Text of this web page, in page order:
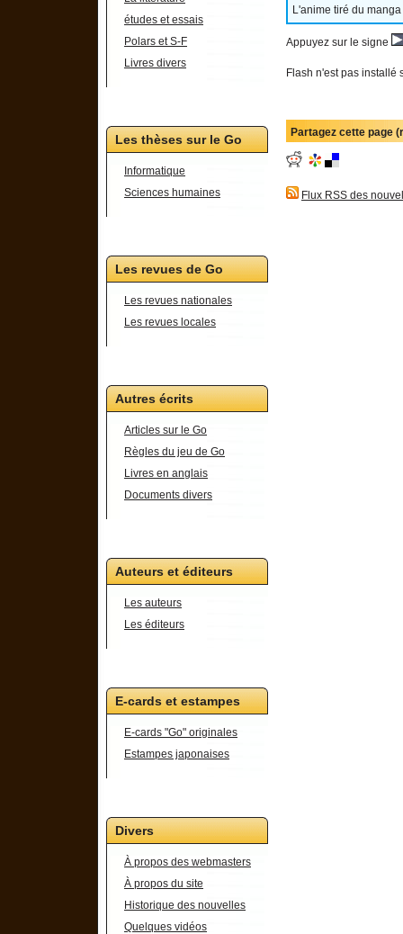
études et essais
Polars et S-F
Livres divers
Les thèses sur le Go
Informatique
Sciences humaines
Les revues de Go
Les revues nationales
Les revues locales
Autres écrits
Articles sur le Go
Règles du jeu de Go
Livres en anglais
Documents divers
Auteurs et éditeurs
Les auteurs
Les éditeurs
E-cards et estampes
E-cards "Go" originales
Estampes japonaises
Divers
À propos des webmasters
À propos du site
Historique des nouvelles
Quelques vidéos
L'anime tiré du
Appuyez sur le signe
Flash n'est pas installé
Partagez cette page
Flux RSS des